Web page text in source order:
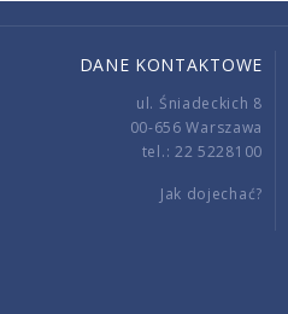
DANE KONTAKTOWE
ul. Śniadeckich 8
00-656 Warszawa
tel.: 22 5228100
Jak dojechać?